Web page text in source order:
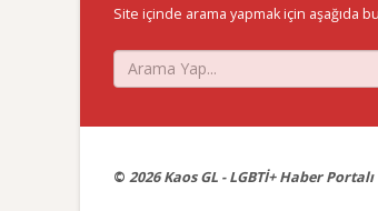
Site içinde arama yapmak için aşağıda
© 2026 Kaos GL - LGBTİ+ Haber Portalı